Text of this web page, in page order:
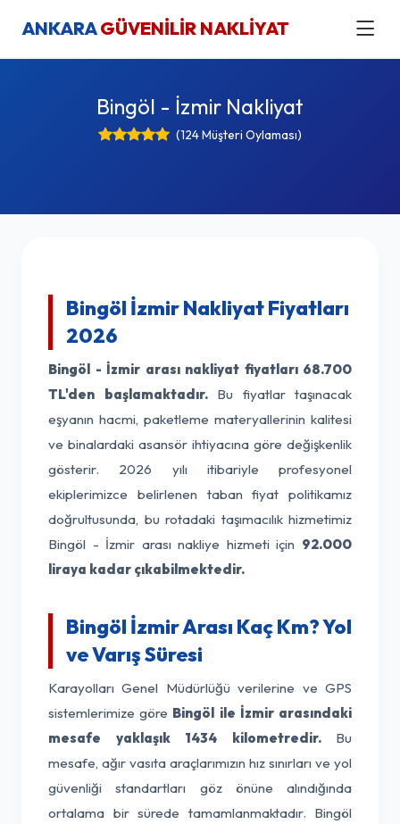
ANKARAGÜVENİLİR NAKLİYAT
Bingöl - İzmir Nakliyat
(124 Müşteri Oylaması)
Bingöl İzmir Nakliyat Fiyatları
2026
Bingöl - İzmir arası nakliyat fiyatları 68.700
TL'den başlamaktadır.Bu fiyatlar taşınacak
eşyanın hacmi, paketleme materyallerinin kalitesi
ve binalardaki asansör ihtiyacına göre değişkenlik
gösterir. 2026 yılı itibariyle profesyonel
ekiplerimizce belirlenen taban fiyat politikamız
doğrultusunda, bu rotadaki taşımacılık hizmetimiz
Bingöl - İzmir arası nakliye hizmeti için 92.000
liraya kadar çıkabilmektedir.
Bingöl İzmir Arası Kaç Km? Yol
ve Varış Süresi
Karayolları Genel Müdürlüğü verilerine ve GPS
sistemlerimize göre Bingöl ile İzmir arasındaki
mesafe yaklaşık 1434 kilometredir.Bu
mesafe, ağır vasıta araçlarımızın hız sınırları ve yol
güvenliği standartları göz önüne alındığında
ortalama bir sürede tamamlanmaktadır. Bingöl